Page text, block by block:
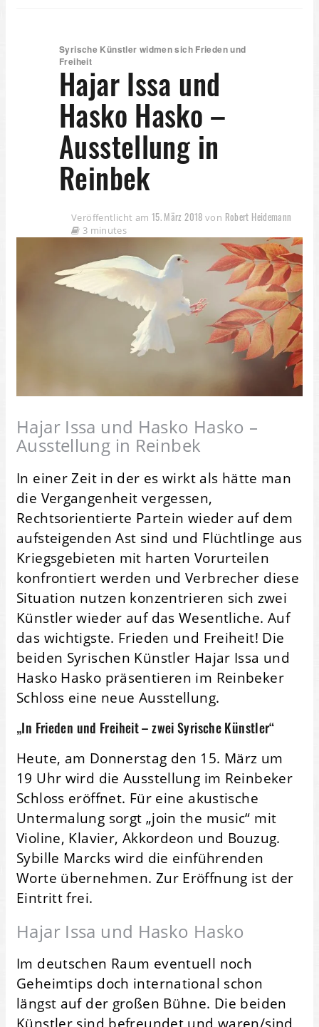
Syrische Künstler widmen sich Frieden und
Freiheit
Hajar Issa und
Hasko Hasko –
Ausstellung in
Reinbek
Veröffentlicht am 15. März 2018 von Robert Heidemann
3 minutes
Hajar Issa und Hasko Hasko –
Ausstellung in Reinbek
In einer Zeit in der es wirkt als hätte man
die Vergangenheit vergessen,
Rechtsorientierte Partein wieder auf dem
aufsteigenden Ast sind und Flüchtlinge aus
Kriegsgebieten mit harten Vorurteilen
konfrontiert werden und Verbrecher diese
Situation nutzen konzentrieren sich zwei
Künstler wieder auf das Wesentliche. Auf
das wichtigste. Frieden und Freiheit! Die
beiden Syrischen Künstler Hajar Issa und
Hasko Hasko präsentieren im Reinbeker
Schloss eine neue Ausstellung.
„In Frieden und Freiheit – zwei Syrische Künstler“
Heute, am Donnerstag den 15. März um
19 Uhr wird die Ausstellung im Reinbeker
Schloss eröffnet. Für eine akustische
Untermalung sorgt „join the music“ mit
Violine, Klavier, Akkordeon und Bouzug.
Sybille Marcks wird die einführenden
Worte übernehmen. Zur Eröffnung ist der
Eintritt frei.
Hajar Issa und Hasko Hasko
Im deutschen Raum eventuell noch
Geheimtips doch international schon
längst auf der großen Bühne. Die beiden
Künstler sind befreundet und waren/sind